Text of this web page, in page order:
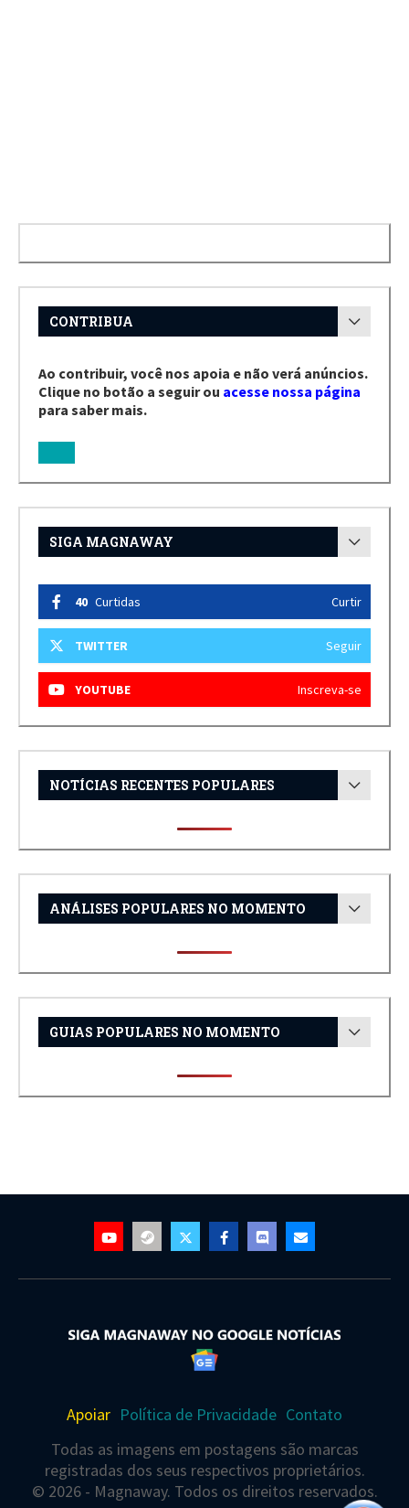
CONTRIBUA
Ao contribuir, você nos apoia e não verá anúncios.
Clique no botão a seguir ou acesse nossa página
para saber mais.
SIGA MAGNAWAY
40 Curtidas Curtir
TWITTER Seguir
YOUTUBE Inscreva-se
NOTÍCIAS RECENTES POPULARES
ANÁLISES POPULARES NO MOMENTO
GUIAS POPULARES NO MOMENTO
Apoiar Política de Privacidade Contato
Todas as imagens em postagens são marcas
registradas dos seus respectivos proprietários.
© 2026 - Magnaway. Todos os direitos reservados.